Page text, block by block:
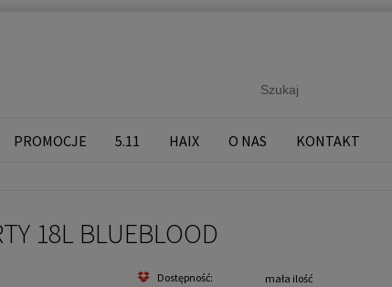
PROMOCJE 5.11 HAIX O NAS KONTAKT
18L BLUEBLOOD
Dostępność:
mała ilość